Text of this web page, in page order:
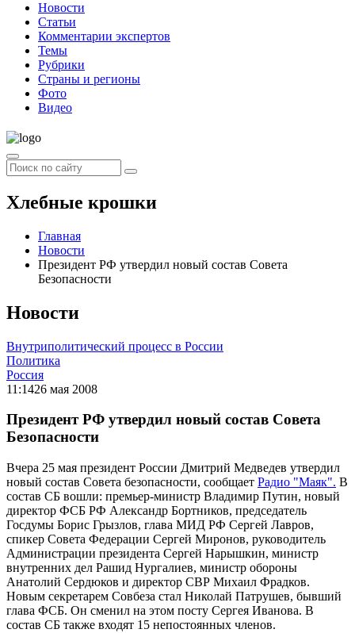
Новости
Статьи
Комментарии экспертов
Темы
Рубрики
Страны и регионы
Фото
Видео
Хлебные крошки
Главная
Новости
Президент РФ утвердил новый состав Совета
Безопасности
Новости
Внутриполитический процесс в России
Политика
Россия
11:1426 мая 2008
Президент РФ утвердил новый состав Совета
Безопасности
Вчера 25 мая президент России Дмитрий Медведев утвердил
новый состав Совета безопасности, сообщает Радио "Маяк". В
состав СБ вошли: премьер-министр Владимир Путин, новый
директор ФСБ РФ Александр Бортников, председатель
Госдумы Борис Грызлов, глава МИД РФ Сергей Лавров,
спикер Совета Федерации Сергей Миронов, руководитель
Администрации президента Сергей Нарышкин, министр
внутренних дел Рашид Нургалиев, министр обороны
Анатолий Сердюков и директор СВР Михаил Фрадков.
Новым секретарем Совбеза стал Николай Патрушев, бывший
глава ФСБ. Он сменил на этом посту Сергея Иванова. В
состав СБ также входят 15 непостоянных членов.